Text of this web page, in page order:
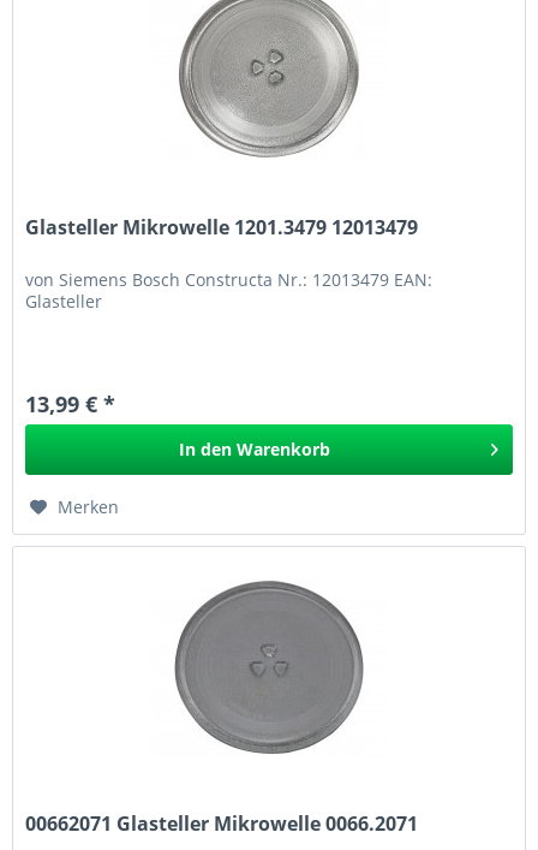
Glasteller Mikrowelle 1201.3479 12013479
von Siemens Bosch Constructa Nr.: 12013479 EAN:
Glasteller
13,99 € *
In den Warenkorb
Merken
00662071 Glasteller Mikrowelle 0066.2071